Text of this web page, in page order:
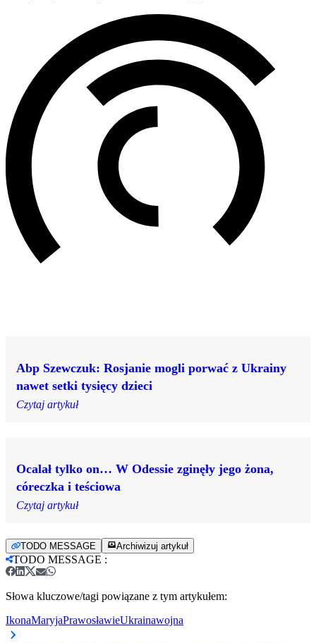
Abp Szewczuk: Rosjanie mogli porwać z Ukrainy
nawet setki tysięcy dzieci
Czytaj artykuł
Ocalał tylko on… W Odessie zginęły jego żona,
córeczka i teściowa
Czytaj artykuł
TODO MESSAGE Archiwizuj artykuł
TODO MESSAGE :
Słowa kluczowe/tagi powiązane z tym artykułem:
IkonaMaryjaPrawosławieUkrainawojna